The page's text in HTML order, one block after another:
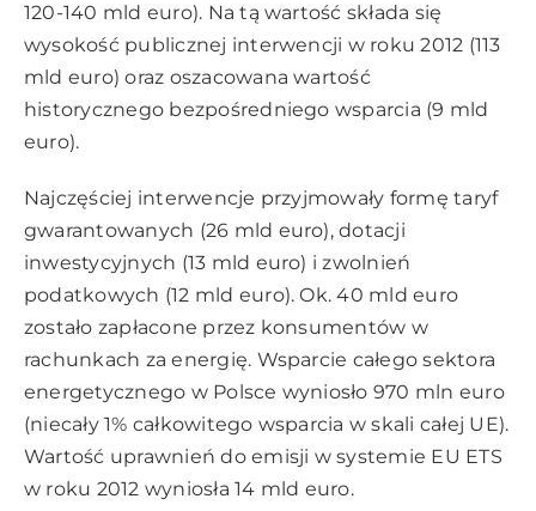
120-140 mld euro). Na tą wartość składa się
wysokość publicznej interwencji w roku 2012 (113
mld euro) oraz oszacowana wartość
historycznego bezpośredniego wsparcia (9 mld
euro).
Najczęściej interwencje przyjmowały formę taryf
gwarantowanych (26 mld euro), dotacji
inwestycyjnych (13 mld euro) i zwolnień
podatkowych (12 mld euro). Ok. 40 mld euro
zostało zapłacone przez konsumentów w
rachunkach za energię. Wsparcie całego sektora
energetycznego w Polsce wyniosło 970 mln euro
(niecały 1% całkowitego wsparcia w skali całej UE).
Wartość uprawnień do emisji w systemie EU ETS
w roku 2012 wyniosła 14 mld euro.